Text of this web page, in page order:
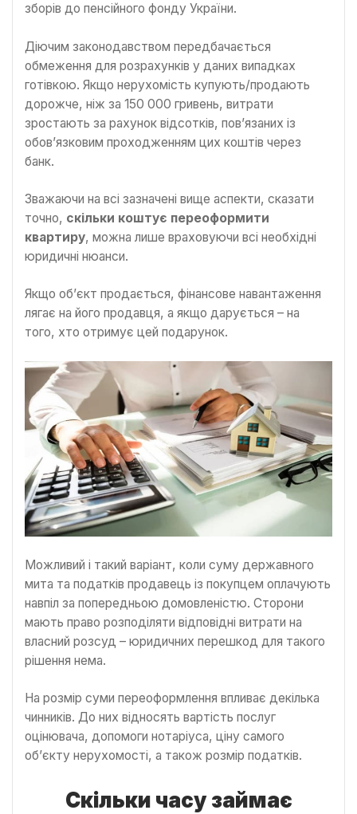
зборів до пенсійного фонду України.
Діючим законодавством передбачається
обмеження для розрахунків у даних випадках
готівкою. Якщо нерухомість купують/продають
дорожче, ніж за 150 000 гривень, витрати
зростають за рахунок відсотків, пов’язаних із
обов’язковим проходженням цих коштів через
банк.
Зважаючи на всі зазначені вище аспекти, сказати
точно, скільки коштує переоформити
квартиру, можна лише враховуючи всі необхідні
юридичні нюанси.
Якщо об’єкт продається, фінансове навантаження
лягає на його продавця, а якщо дарується – на
того, хто отримує цей подарунок.
Можливий і такий варіант, коли суму державного
мита та податків продавець із покупцем оплачують
навпіл за попередньою домовленістю. Сторони
мають право розподіляти відповідні витрати на
власний розсуд – юридичних перешкод для такого
рішення нема.
На розмір суми переоформлення впливає декілька
чинників. До них відносять вартість послуг
оцінювача, допомоги нотаріуса, ціну самого
об’єкту нерухомості, а також розмір податків.
Скільки часу займає